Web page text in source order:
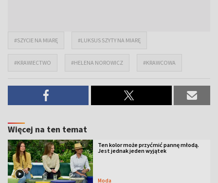
#SZYCIE NA MIARĘ #LUKSUS SZYTY NA MIARĘ
#KRAWIECTWO #HELENA NOROWICZ #KRAWCOWA
Więcej na ten temat
Ten kolor może przyćmić pannę młodą.
Jest jednak jeden wyjątek
Moda